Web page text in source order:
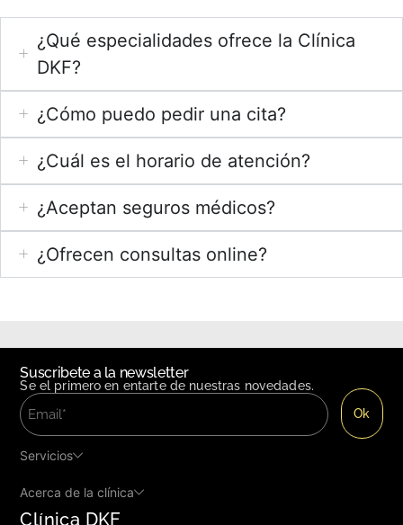
¿Qué especialidades ofrece la Clínica
DKF?
¿Cómo puedo pedir una cita?
¿Cuál es el horario de atención?
¿Aceptan seguros médicos?
¿Ofrecen consultas online?
Clínica DKF
Suscribete a la newsletter
Se el primero en entarte de nuestras novedades.
Servicios
Acerca de la clínica